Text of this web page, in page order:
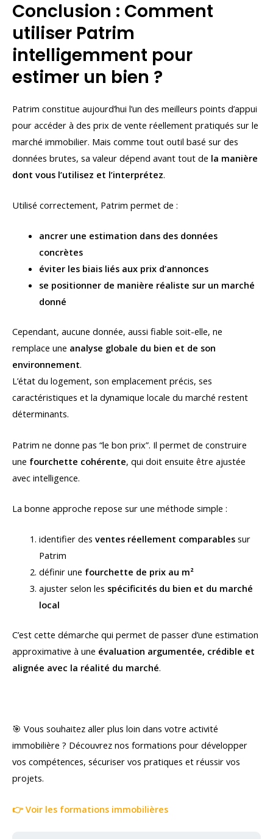
Conclusion : Comment
utiliser Patrim
intelligemment pour
estimer un bien ?
Patrim constitue aujourd’hui l’un des meilleurs points d’appui
pour accéder à des prix de vente réellement pratiqués sur le
marché immobilier. Mais comme tout outil basé sur des
données brutes, sa valeur dépend avant tout de la manière
dont vous l’utilisez et l’interprétez.
Utilisé correctement, Patrim permet de :
ancrer une estimation dans des données
concrètes
éviter les biais liés aux prix d’annonces
se positionner de manière réaliste sur un marché
donné
Cependant, aucune donnée, aussi fiable soit-elle, ne
remplace une analyse globale du bien et de son
environnement.
L’état du logement, son emplacement précis, ses
caractéristiques et la dynamique locale du marché restent
déterminants.
Patrim ne donne pas “le bon prix”. Il permet de construire
une fourchette cohérente, qui doit ensuite être ajustée
avec intelligence.
La bonne approche repose sur une méthode simple :
identifier des ventes réellement comparablessur
Patrim
définir une fourchette de prix au m²
ajuster selon les spécificités du bien et du marché
local
C’est cette démarche qui permet de passer d’une estimation
approximative à une évaluation argumentée, crédible et
alignée avec la réalité du marché.
🎯 Vous souhaitez aller plus loin dans votre activité
immobilière ? Découvrez nos formations pour développer
vos compétences, sécuriser vos pratiques et réussir vos
projets.
👉 Voir les formations immobilières